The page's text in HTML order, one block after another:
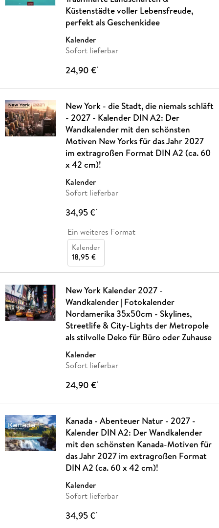
Küstenstädte voller Lebensfreude,
perfekt als Geschenkidee
Kalender
Sofort lieferbar
24,90 €*
New York - die Stadt, die niemals schläft
- 2027 - Kalender DIN A2: Der
Wandkalender mit den schönsten
Motiven New Yorks für das Jahr 2027
im extragroßen Format DIN A2 (ca. 60
x 42 cm)!
Kalender
Sofort lieferbar
34,95 €*
Ein weiteres Format
Kalender
18,95 €
New York Kalender 2027 -
Wandkalender | Fotokalender
Nordamerika 35x50cm - Skylines,
Streetlife & City-Lights der Metropole
als stilvolle Deko für Büro oder Zuhause
Kalender
Sofort lieferbar
24,90 €*
Kanada - Abenteuer Natur - 2027 -
Kalender DIN A2: Der Wandkalender
mit den schönsten Kanada-Motiven für
das Jahr 2027 im extragroßen Format
DIN A2 (ca. 60 x 42 cm)!
Kalender
Sofort lieferbar
34,95 €*